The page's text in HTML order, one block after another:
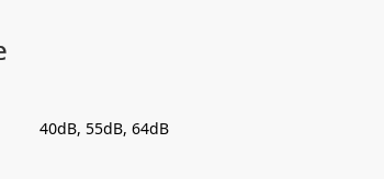
40dB, 55dB, 64dB